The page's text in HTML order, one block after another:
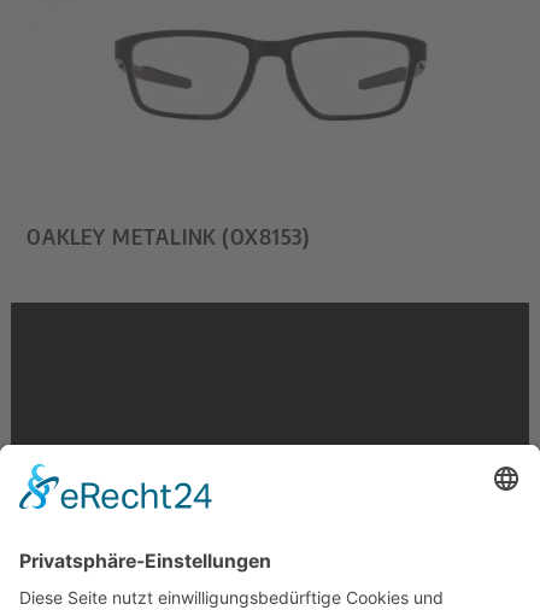
OAKLEY METALINK (OX8153)